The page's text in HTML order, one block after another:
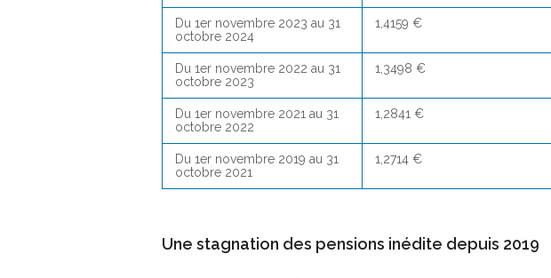
Du 1er novembre 2023 au 31
octobre 2024
1,4159 €
Du 1er novembre 2022 au 31
octobre 2023
1,3498 €
Du 1er novembre 2021 au 31
octobre 2022
1,2841 €
Du 1er novembre 2019 au 31
octobre 2021
1,2714 €
Une stagnation des pensions inédite depuis 2019